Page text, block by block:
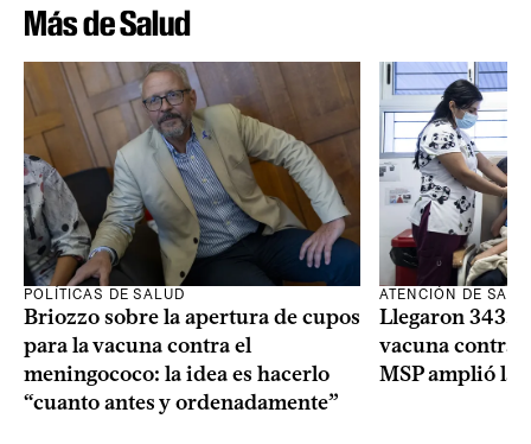
Más de Salud
POLÍTICAS DE SALUD
Briozzo sobre la apertura de cupos
para la vacuna contra el
meningococo: la idea es hacerlo
“cuanto antes y ordenadamente”
ATENCIÓN DE
Llegaron
vacuna contra
MSP amplió la